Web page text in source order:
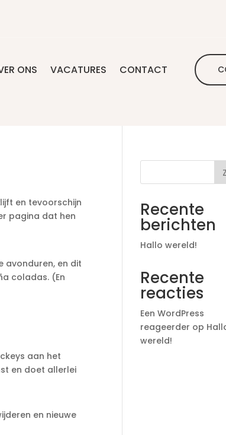
ONS VACATURES CONTACT
en tevoorschijn
pagina dat hen
avonduren, en dit
coladas. (En
aan het
en doet allerlei
en nieuwe
Recente
berichten
Hallo wereld!
Recente
reacties
Een WordPress
reageerder op
wereld!